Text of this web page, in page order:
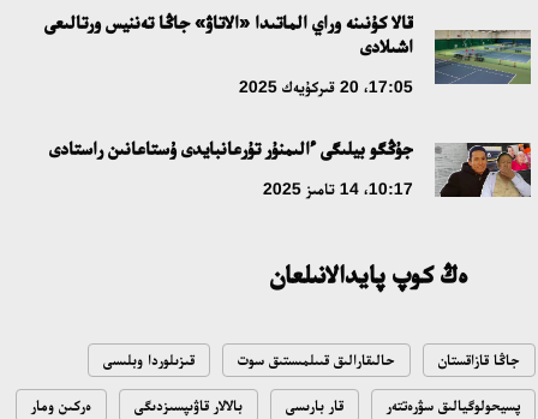
قالا كۇنىنە وراي الماتىدا «الاتاۋ» جاڭا تەننيس ورتالىعى
اشىلادى
17:05، 20 قىركۇيەك 2025
جۇڭگو بيلىگى ءالىمنۇر تۇرعانبايدى ۇستاعانىن راستادى
10:17، 14 تامىز 2025
ەڭ كوپ پايدالانىلعان
جاڭا قازاقستان حالىقارالىق قىىلمىستىق سوت قىزىلوردا وبلىسى
پسيحولوگيالىق سۋرەتتەر قار بارىسى بالالار قاۋىپسىزدىگى ەركىن ومار